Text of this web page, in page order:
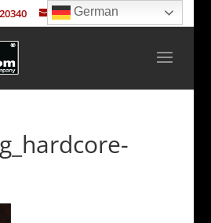
info@saskia-farell.com
German